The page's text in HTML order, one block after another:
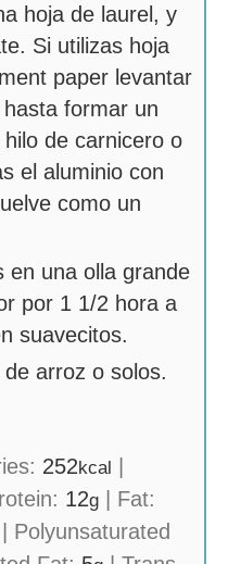
hoja de laurel, y
Si utilizas hoja
paper levantar
formar un
de carnicero o
el aluminio con
como un
en una olla grande
por 1 1/2 hora a
suavecitos.
arroz o solos.
252kcal
12g
Fat:
Polyunsaturated